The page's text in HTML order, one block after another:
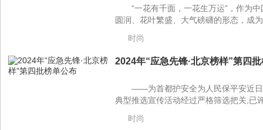
“一花有千面，一花生万运”，作为
圆润、花叶繁盛、大气磅礴的形态，成
时尚
2024年“应急先锋·北京榜样”第四
——为首都护安全为人民保平安近日
典型推选宣传活动经过严格筛选把关,已
时尚